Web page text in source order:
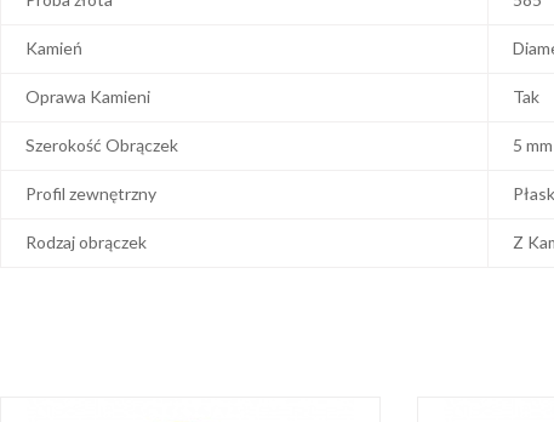
Kamień
Oprawa Kamieni Tak
Szerokość Obrączek 5 mm
Profil zewnętrzny
Rodzaj obrączek Z